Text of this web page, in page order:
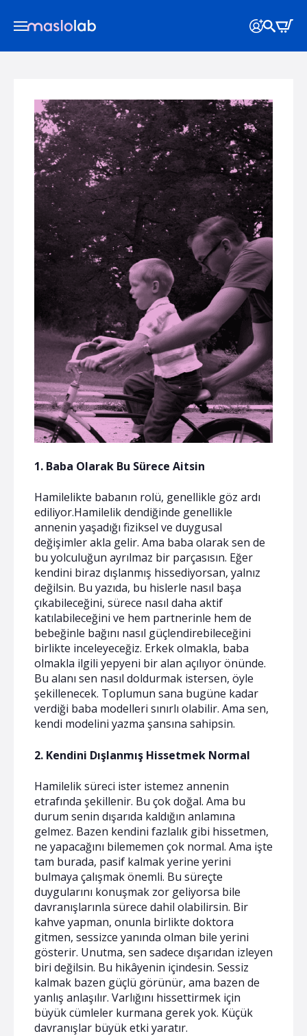
1. Baba Olarak Bu Sürece Aitsin
Hamilelikte babanın rolü, genellikle göz ardı
ediliyor.Hamilelik dendiğinde genellikle
annenin yaşadığı fiziksel ve duygusal
değişimler akla gelir. Ama baba olarak sen de
bu yolculuğun ayrılmaz bir parçasısın. Eğer
kendini biraz dışlanmış hissediyorsan, yalnız
değilsin. Bu yazıda, bu hislerle nasıl başa
çıkabileceğini, sürece nasıl daha aktif
katılabileceğini ve hem partnerinle hem de
bebeğinle bağını nasıl güçlendirebileceğini
birlikte inceleyeceğiz. Erkek olmakla, baba
olmakla ilgili yepyeni bir alan açılıyor önünde.
Bu alanı sen nasıl doldurmak istersen, öyle
şekillenecek. Toplumun sana bugüne kadar
verdiği baba modelleri sınırlı olabilir. Ama sen,
kendi modelini yazma şansına sahipsin.
2. Kendini Dışlanmış Hissetmek Normal
Hamilelik süreci ister istemez annenin
etrafında şekillenir. Bu çok doğal. Ama bu
durum senin dışarıda kaldığın anlamına
gelmez. Bazen kendini fazlalık gibi hissetmen,
ne yapacağını bilememen çok normal. Ama işte
tam burada, pasif kalmak yerine yerini
bulmaya çalışmak önemli. Bu süreçte
duygularını konuşmak zor geliyorsa bile
davranışlarınla sürece dahil olabilirsin. Bir
kahve yapman, onunla birlikte doktora
gitmen, sessizce yanında olman bile yerini
gösterir. Unutma, sen sadece dışarıdan izleyen
biri değilsin. Bu hikâyenin içindesin. Sessiz
kalmak bazen güçlü görünür, ama bazen de
yanlış anlaşılır. Varlığını hissettirmek için
büyük cümleler kurmana gerek yok. Küçük
davranışlar büyük etki yaratır.